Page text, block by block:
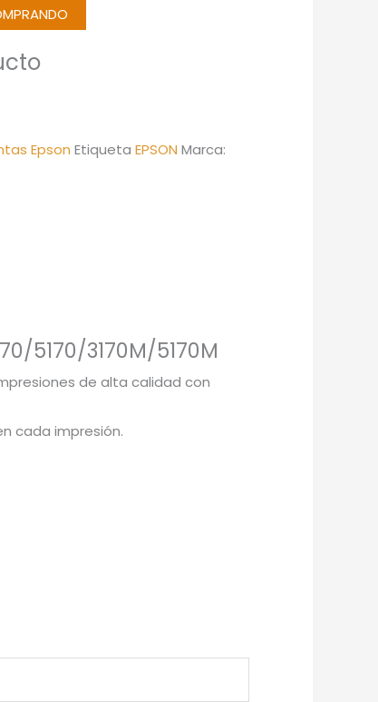
Epson Etiqueta EPSON Marca:
5170/3170M/5170M
de alta calidad con
cada impresión.